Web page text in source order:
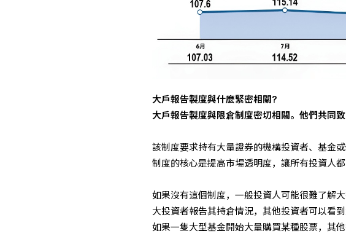
大戶報告製度與什麼緊密相關?
大戶報告製度與限倉制度密切相關。他們共同
該制度要求持有大量證券的機構投資者、基金
制度的核心是提高市場透明度，讓所有投資人
如果沒有這個制度，一般投資人可能很難了解
大投資者報告其持倉情況，其他投資者可以看
如果一隻大型基金開始大量購買某種股票，其